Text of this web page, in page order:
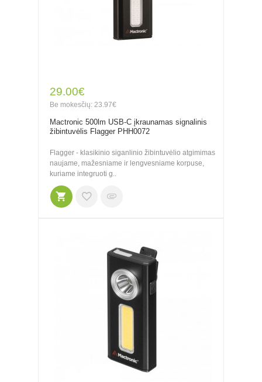
29.00€
Be mokesčių: 23.97€
Mactronic 500lm USB-C įkraunamas signalinis
žibintuvėlis Flagger PHH0072
Flagger - klasikinio siganlinio žibintuvėlio atgimimas
naujame, mažesniame ir lengvesniame korpuse,
kuriame integruoti g..